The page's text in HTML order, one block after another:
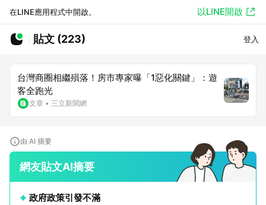
在LINE應用程式中開啟。 以LINE開啟
貼文 (223) 登入
台灣商圈相繼殞落！房市專家曝「1惡化關鍵」：遊
客全跑光
文章 • 三立新聞網
由 AI 摘要
網友貼文AI摘要
政府政策引發不滿